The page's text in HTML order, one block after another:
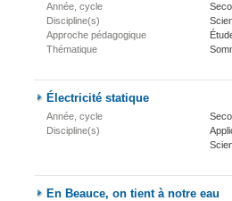
Année, cycle
Discipline(s)
Approche pédagogique
Thématique
Électricité statique
Année, cycle
Discipline(s)
En Beauce, on tient à notre eau